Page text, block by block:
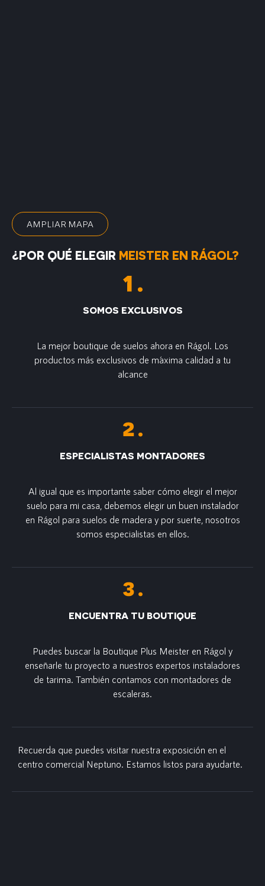
AMPLIAR MAPA
¿POR QUÉ ELEGIR MEISTER EN RÁGOL?
SOMOS EXCLUSIVOS
La mejor boutique de suelos ahora en Rágol. Los
productos más exclusivos de m´axima calidad a tu
alcance
ESPECIALISTAS MONTADORES
Al igual que es importante saber cómo elegir el mejor
suelo para mi casa, debemos elegir un buen instalador
en Rágol para suelos de madera y por suerte, nosotros
somos especialistas en ellos.
ENCUENTRA TU BOUTIQUE
Puedes buscar la Boutique Plus Meister en Rágol y
enseñarle tu proyecto a nuestros expertos instaladores
de tarima. También contamos con montadores de
escaleras.
Recuerda que puedes visitar nuestra exposición en el
centro comercial Neptuno. Estamos listos para ayudarte.